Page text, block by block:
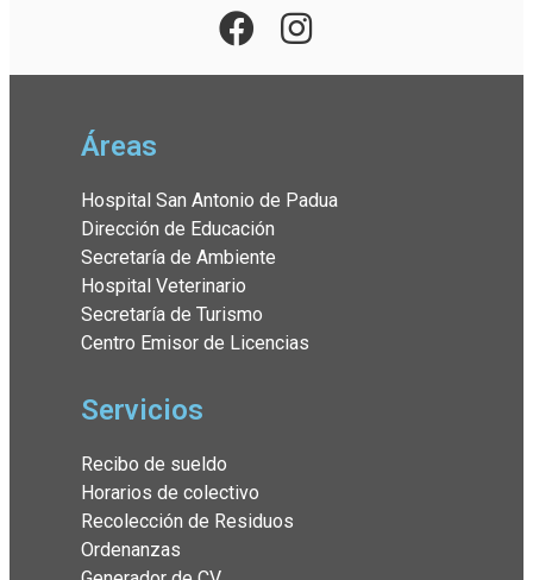
Áreas
Hospital San Antonio de Padua
Dirección de Educación
Secretaría de Ambiente
Hospital Veterinario
Secretaría de Turismo
Centro Emisor de Licencias
Servicios
Recibo de sueldo
Horarios de colectivo
Recolección de Residuos
Ordenanzas